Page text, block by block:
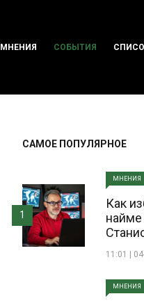
МНЕНИЯ СОБЫТИЯ
САМОЕ ПОПУЛЯРНОЕ
МНЕНИЯ
Как
найме
11:01 |
1
МНЕНИЯ